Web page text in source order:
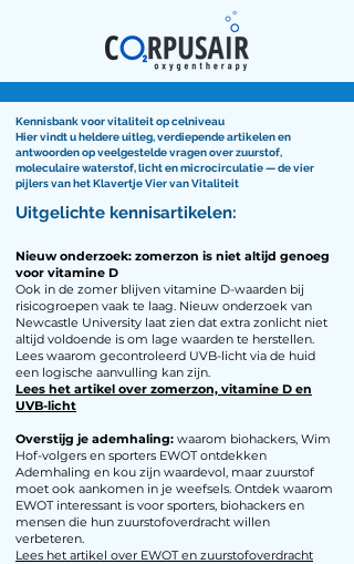
Kennisbank voor vitaliteit op celniveau
Hier vindt u heldere uitleg, verdiepende artikelen en
antwoorden op veelgestelde vragen over zuurstof,
moleculaire waterstof, licht en microcirculatie — de vier
pijlers van het Klavertje Vier van Vitaliteit
Uitgelichte kennisartikelen:
Nieuw onderzoek: zomerzon is niet altijd genoeg
voor vitamine D
Ook in de zomer blijven vitamine D-waarden bij
risicogroepen vaak te laag. Nieuw onderzoek van
Newcastle University laat zien dat extra zonlicht niet
altijd voldoende is om lage waarden te herstellen.
Lees waarom gecontroleerd UVB-licht via de huid
een logische aanvulling kan zijn.
Lees het artikel over zomerzon, vitamine D en
UVB-licht
Overstijg je ademhaling: waarom biohackers, Wim
Hof-volgers en sporters EWOT ontdekken
Ademhaling en kou zijn waardevol, maar zuurstof
moet ook aankomen in je weefsels. Ontdek waarom
EWOT interessant is voor sporters, biohackers en
mensen die hun zuurstofoverdracht willen
verbeteren.​
Lees het artikel over EWOT en zuurstofoverdracht